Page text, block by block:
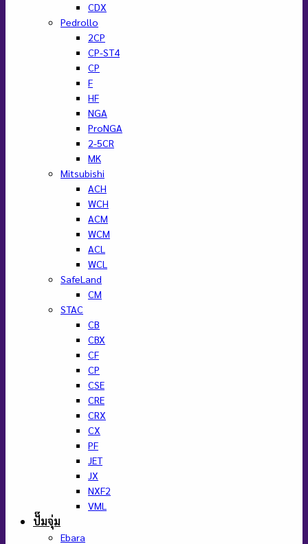
CDX
Pedrollo
2CP
CP-ST4
CP
F
HF
NGA
ProNGA
2-5CR
MK
Mitsubishi
ACH
WCH
ACM
WCM
ACL
WCL
SafeLand
CM
STAC
CB
CBX
CF
CP
CSE
CRE
CRX
CX
PF
JET
JX
NXF2
VML
ปั๊มจุ่ม
Ebara